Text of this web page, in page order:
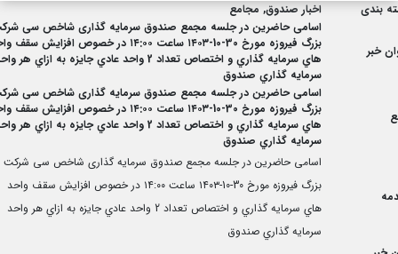
بندی اخبار صندوق, مجامع
خبر
اسامی حاضرین در جلسه مجمع صندوق سرمایه گذاری شاخص سی
بزرگ فیروزه مورخ 30-10-۱۴۰۳ ساعت ۱۴:۰۰ در خصوص افزايش
هاي سرمايه گذاري و اختصاص تعداد 2 واحد عادي جايزه به ازاي هر
سرمايه گذاري صندوق
اسامی حاضرین در جلسه مجمع صندوق سرمایه گذاری شاخص سی
بزرگ فیروزه مورخ 30-10-۱۴۰۳ ساعت ۱۴:۰۰ در خصوص افزايش
هاي سرمايه گذاري و اختصاص تعداد 2 واحد عادي جايزه به ازاي هر
سرمايه گذاري صندوق
اسامی حاضرین در جلسه مجمع صندوق سرمایه گذاری شاخص سی شرکت
بزرگ فیروزه مورخ 30-10-۱۴۰۳ ساعت ۱۴:۰۰ در خصوص افزايش سقف واحد
هاي سرمايه گذاري و اختصاص تعداد 2 واحد عادي جايزه به ازاي هر واحد
سرمايه گذاري صندوق